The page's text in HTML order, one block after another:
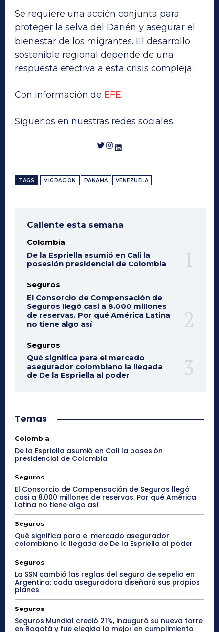
Se requiere una acción conjunta para
proteger la selva del Darién y asegurar el
bienestar de los migrantes. El desarrollo
sostenible regional depende de una
respuesta efectiva a esta crisis compleja.
Con información de EFE
Síguenos en nuestras redes sociales:
Twitter InstagramLinkedIn
TAGS MIGRACION PANAMA VENEZUELA
Caliente esta semana
Colombia
De la Espriella asumió en Cali la
posesión presidencial de Colombia
Seguros
El Consorcio de Compensación de
Seguros llegó casi a 8.000 millones
de reservas. Por qué América Latina
no tiene algo así
Seguros
Qué significa para el mercado
asegurador colombiano la llegada
de De la Espriella al poder
Temas
Colombia
De la Espriella asumió en Cali la posesión
presidencial de Colombia
Seguros
El Consorcio de Compensación de Seguros llegó
casi a 8.000 millones de reservas. Por qué América
Latina no tiene algo así
Seguros
Qué significa para el mercado asegurador
colombiano la llegada de De la Espriella al poder
Seguros
La SSN cambió las reglas del seguro de sepelio en
Argentina: cada aseguradora diseñará sus propios
planes
Seguros
Seguros Mundial creció 21%, inauguró su nueva torre
en Bogotá y fue elegida la mejor en cumplimiento